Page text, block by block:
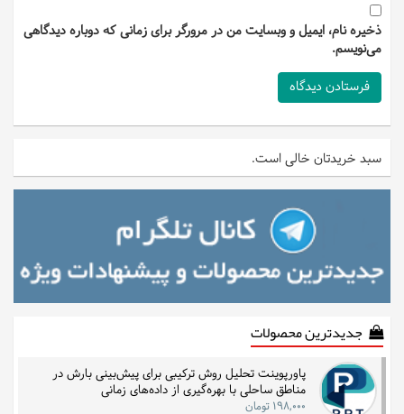
ذخیره نام، ایمیل و وبسایت من در مرورگر برای زمانی که دوباره دیدگاهی
می‌نویسم.
سبد خریدتان خالی است.
جدیدترین محصولات
پاورپوینت تحلیل روش ترکیبی برای پیش‌بینی بارش در
مناطق ساحلی با بهره‌گیری از داده‌های زمانی
۱۹۸,۰۰۰ تومان